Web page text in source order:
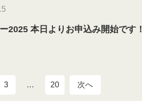
2025 本日よりお申込み開始です！
3 … 20 次へ